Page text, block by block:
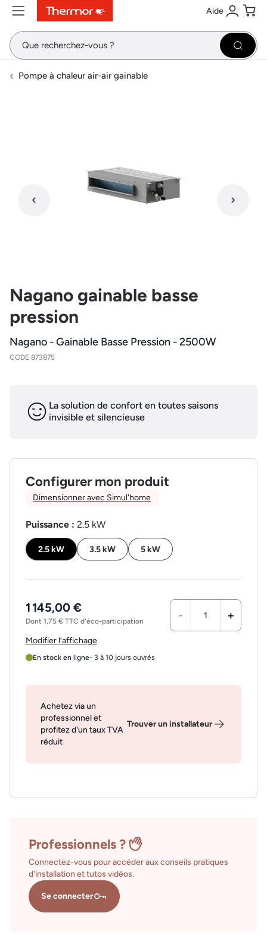
ContenuMenuRecherche Aide
Se
Pompe à chaleur air-air gainable
Nagano gainable basse
pression
Nagano - Gainable Basse Pression - 2500W
CODE 873875
La solution de confort en toutes saisons
invisible et silencieuse
Configurer mon produit
Dimensionner avec Simul'home
Puissance : 2.5 kW
2.5 kW 3.5 kW 5 kW
1 145,00 €
Dont 1,75 € TTC d'éco-participation - +
Modifier l’affichage
En stock en ligne- 3 à 10 jours ouvrés
Achetez via un
professionnel et
profitez d'un taux TVA
réduit
Trouver un installateur
Professionnels ?
Connectez-vous pour accéder aux conseils pratiques
d'installation et tutos vidéos.
Se connecter